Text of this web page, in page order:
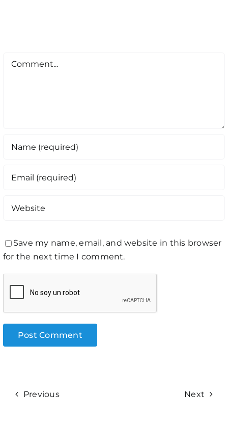
Comment
Save my name, email, and website in this browser
for the next time I comment.
Previous Next